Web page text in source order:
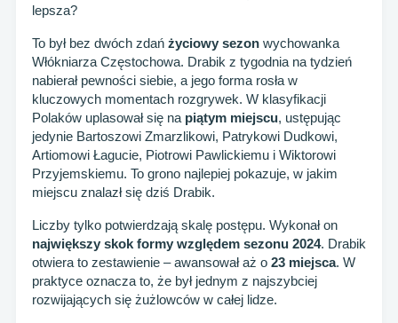
lepsza?
To był bez dwóch zdań życiowy sezon wychowanka
Włókniarza Częstochowa. Drabik z tygodnia na tydzień
nabierał pewności siebie, a jego forma rosła w
kluczowych momentach rozgrywek. W klasyfikacji
Polaków uplasował się na piątym miejscu, ustępując
jedynie Bartoszowi Zmarzlikowi, Patrykowi Dudkowi,
Artiomowi Łagucie, Piotrowi Pawlickiemu i Wiktorowi
Przyjemskiemu. To grono najlepiej pokazuje, w jakim
miejscu znalazł się dziś Drabik.
Liczby tylko potwierdzają skalę postępu. Wykonał on
największy skok formy względem sezonu 2024. Drabik
otwiera to zestawienie – awansował aż o 23 miejsca. W
praktyce oznacza to, że był jednym z najszybciej
rozwijających się żużlowców w całej lidze.